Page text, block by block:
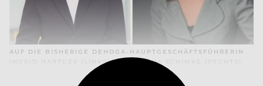
AUF DIE BISHERIGE DEHOGA-HAUPTGESCHÄFTSFÜHRERIN
INGRID HARTGES (LINKS) FOLGT JANA SCHIMKE (RECHTS)